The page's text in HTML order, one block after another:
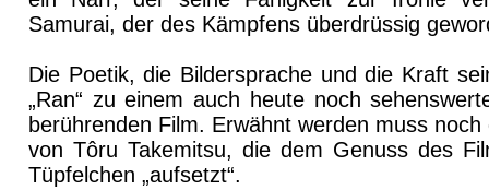
Samurai, der des Kämpfens überdrüssig
Die Poetik, die Bildersprache und die Kraft
„Ran“ zu einem auch heute noch
berührenden Film. Erwähnt werden muss
von Tôru Takemitsu, die dem Genuss des
Tüpfelchen „aufsetzt“.